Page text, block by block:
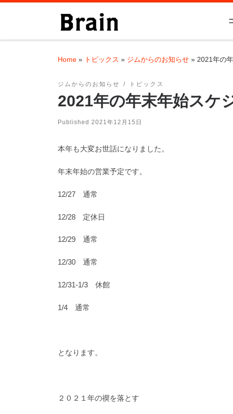
Skip to content
Home » トピックス » ジムからのお知らせ » 2021年の
ジムからのお知らせ トピックス
2021年の年末年始スケ
Published 2021年12月15日
本年も大変お世話になりました。
年末年始の営業予定です。
12/27 通常
12/28 定休日
12/29 通常
12/30 通常
12/31-1/3 休館
1/4 通常
となります。
２０２１年の禊を落とす